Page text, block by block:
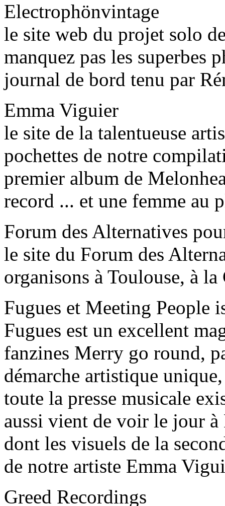
Electrophönvintage
le site web du projet solo
manquez pas les superbes
journal de bord tenu par
Emma Viguier
le site de la talentueuse
pochettes de notre
premier album de
record ... et une femme au
Forum des Alternatives
le site du Forum des
organisons à Toulouse, à la
Fugues et Meeting People
Fugues est un excellent
fanzines Merry go round,
démarche artistique
toute la presse musicale
aussi vient de voir le jour à
dont les visuels de la
de notre artiste Emma
Greed Recordings